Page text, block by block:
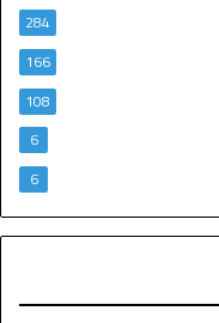
284
166
108
6
6